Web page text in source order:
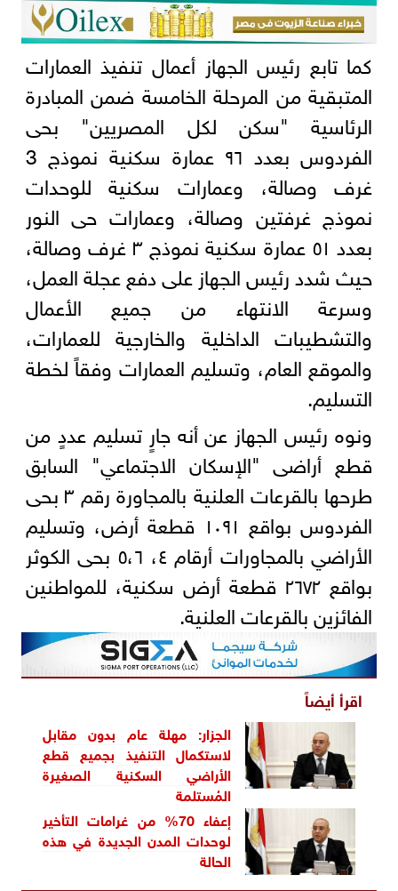
كما تابع رئيس الجهاز أعمال تنفيذ العمارات
المتبقية من المرحلة الخامسة ضمن المبادرة
الرئاسية "سكن لكل المصريين" بحى
الفردوس بعدد ٩٦ عمارة سكنية نموذج 3
غرف وصالة، وعمارات سكنية للوحدات
نموذج غرفتين وصالة، وعمارات حى النور
بعدد ٥١ عمارة سكنية نموذج ٣ غرف وصالة،
حيث شدد رئيس الجهاز على دفع عجلة العمل،
وسرعة الانتهاء من جميع الأعمال
والتشطيبات الداخلية والخارجية للعمارات،
والموقع العام، وتسليم العمارات وفقاً لخطة
التسليم.
ونوه رئيس الجهاز عن أنه جارٍ تسليم عددٍ من
قطع أراضى "الإسكان الاجتماعي" السابق
طرحها بالقرعات العلنية بالمجاورة رقم ٣ بحى
الفردوس بواقع ١٠٩١ قطعة أرض، وتسليم
الأراضي بالمجاورات أرقام ٤، ٥،٦ بحى الكوثر
بواقع ٢٦٧٢ قطعة أرض سكنية، للمواطنين
الفائزين بالقرعات العلنية.
اقرأ أيضاً
الجزار: مهلة عام بدون مقابل
لاستكمال التنفيذ بجميع قطع
الأراضي السكنية الصغيرة
المُستلمة
إعفاء 70% من غرامات التأخير
لوحدات المدن الجديدة في هذه
الحالة